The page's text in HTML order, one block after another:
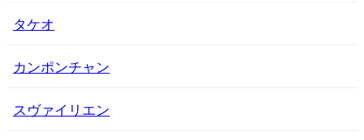
タケオ
カンポンチャン
スヴァイリエン